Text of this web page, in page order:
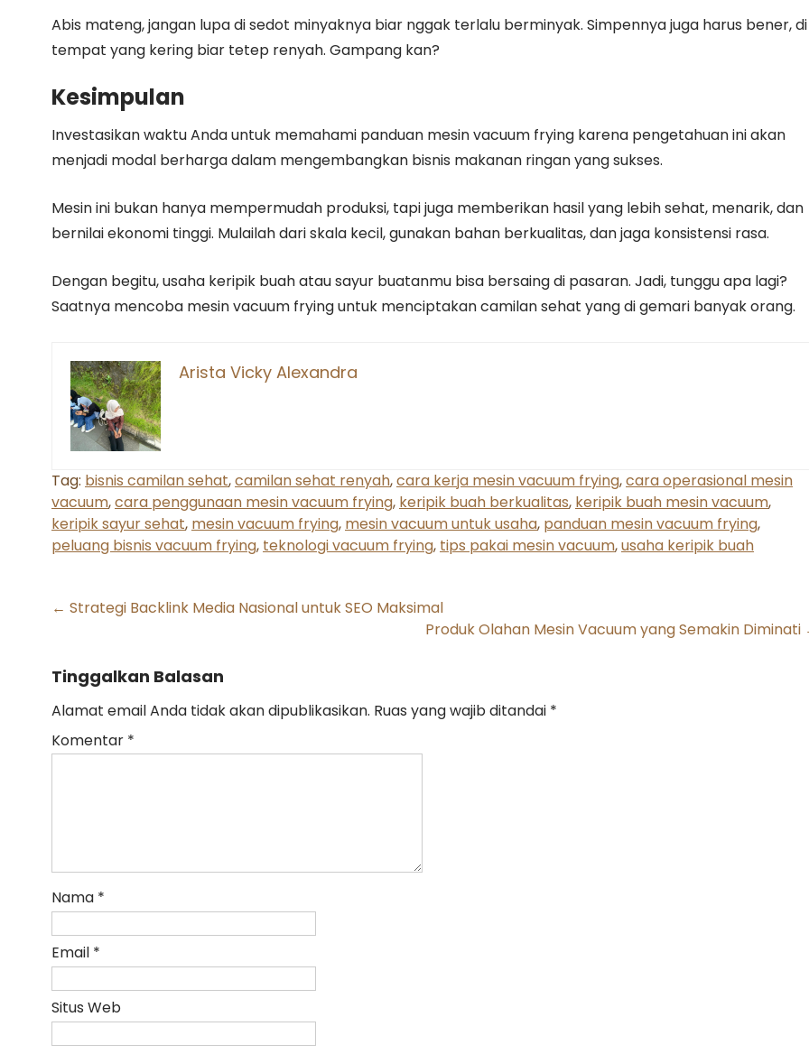
Abis mateng, jangan lupa di sedot minyaknya biar nggak terlalu berminyak. Simpennya juga harus bener, di
tempat yang kering biar tetep renyah. Gampang kan?
Kesimpulan
Investasikan waktu Anda untuk memahami panduan mesin vacuum frying karena pengetahuan ini akan
menjadi modal berharga dalam mengembangkan bisnis makanan ringan yang sukses.
Mesin ini bukan hanya mempermudah produksi, tapi juga memberikan hasil yang lebih sehat, menarik, dan
bernilai ekonomi tinggi. Mulailah dari skala kecil, gunakan bahan berkualitas, dan jaga konsistensi rasa.
Dengan begitu, usaha keripik buah atau sayur buatanmu bisa bersaing di pasaran. Jadi, tunggu apa lagi?
Saatnya mencoba mesin vacuum frying untuk menciptakan camilan sehat yang di gemari banyak orang.
Arista Vicky Alexandra
Tag: bisnis camilan sehat,camilan sehat renyah,cara kerja mesin vacuum frying,cara operasional mesin
vacuum,cara penggunaan mesin vacuum frying, keripik buah berkualitas, keripik buah mesin vacuum,
keripik sayur sehat, mesin vacuum frying, mesin vacuum untuk usaha, panduan mesin vacuum frying,
peluang bisnis vacuum frying, teknologi vacuum frying, tips pakai mesin vacuum,usaha keripik buah
Post
← Strategi Backlink Media Nasional untuk SEO Maksimal
Produk Olahan Mesin Vacuum yang Semakin Diminati
Tinggalkan Balasan
Alamat email Anda tidak akan dipublikasikan. Ruas yang wajib ditandai *
Komentar *
Nama *
Email *
Situs Web